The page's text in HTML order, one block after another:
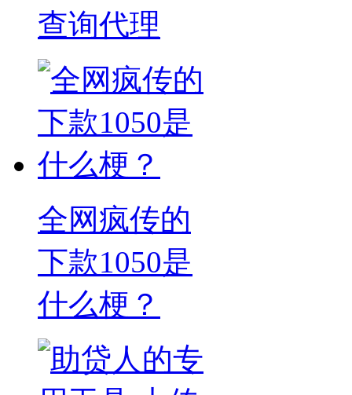
查询代理
全网疯传的
下款1050是
什么梗？